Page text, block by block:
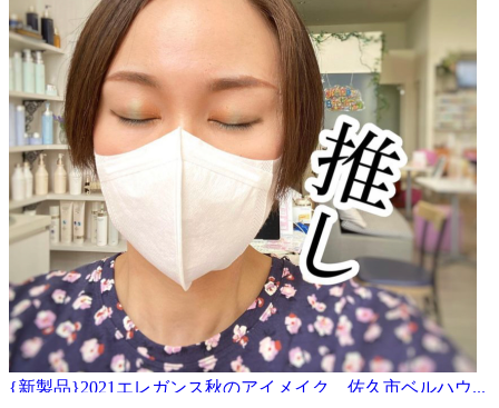
{新製品}2021エレガンス秋のアイメイク 佐久市ベルハウ...